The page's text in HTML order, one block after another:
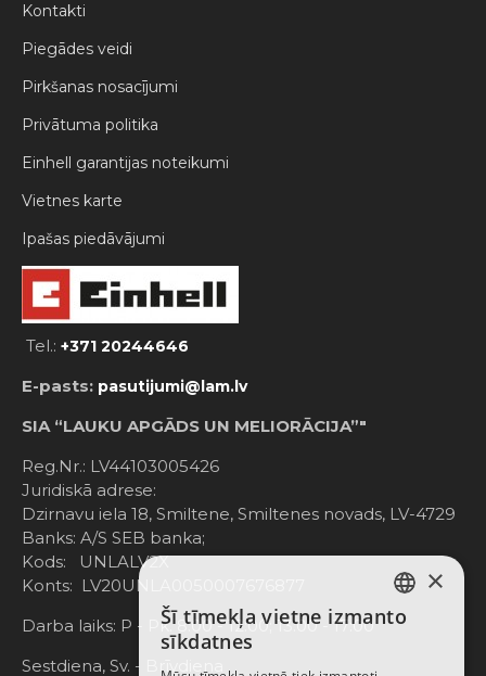
Kontakti
Piegādes veidi
Pirkšanas nosacījumi
Privātuma politika
Einhell garantijas noteikumi
Vietnes karte
Ipašas piedāvājumi
Tel.: +371 20244646
E-pasts: pasutijumi@lam.lv
SIA “LAUKU APGĀDS UN MELIORĀCIJA”"
Reg.Nr.: LV44103005426
Juridiskā adrese:
Dzirnavu iela 18, Smiltene, Smiltenes novads, LV-4729
Banks: A/S SEB banka;
Kods: UNLALV2X
Konts: LV20UNLA0050007676877
Darba laiks: P - Pk. 8:00 - 12:00; 13:00 - 17:00
Sestdiena, Sv. - Brīvdiena
LATVIAN
×
Šī tīmekļa vietne izmanto
sīkdatnes